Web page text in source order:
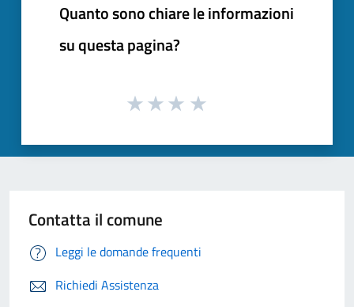
Quanto sono chiare le informazioni
su questa pagina?
Contatta il comune
Leggi le domande frequenti
Richiedi Assistenza